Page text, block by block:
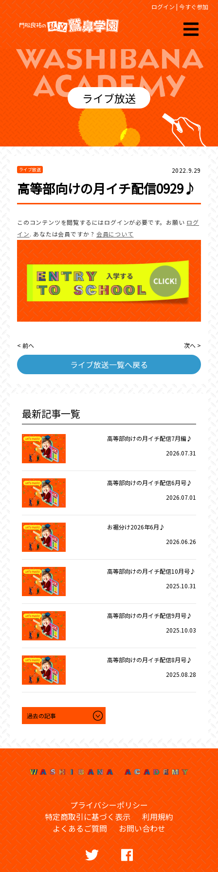
ログイン | 今すぐ参加
ライブ放送
ライブ放送 2022.9.29
高等部向けの月イチ配信0929♪
このコンテンツを閲覧するにはログインが必要です。お願い ログ
イン. あなたは会員ですか ? 会員について
< 前へ
ライブ放送一覧へ戻る
次へ >
最新記事一覧
高等部向けの月イチ配信7月編♪
2026.07.31
高等部向けの月イチ配信6月号♪
2026.07.01
お裾分け2026年6月♪
2026.06.26
高等部向けの月イチ配信10月号♪
2025.10.31
高等部向けの月イチ配信9月号♪
2025.10.03
高等部向けの月イチ配信8月号♪
2025.08.28
プライバシーポリシー
特定商取引に基づく表示
利用規約
よくあるご質問
お問い合わせ